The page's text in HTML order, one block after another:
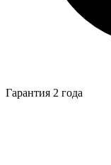
Гарантия 2 года